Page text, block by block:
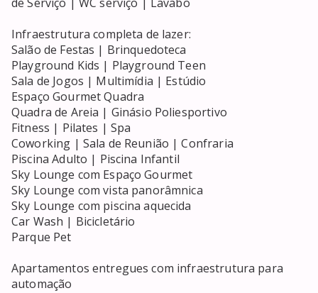
Infraestrutura completa de lazer:
Salão de Festas | Brinquedoteca
Playground Kids | Playground Teen
Sala de Jogos | Multimídia | Estúdio
Espaço Gourmet Quadra
Quadra de Areia | Ginásio Poliesportivo
Fitness | Pilates | Spa
Coworking | Sala de Reunião | Confraria
Piscina Adulto | Piscina Infantil
Sky Lounge com Espaço Gourmet
Sky Lounge com vista panorâmnica
Sky Lounge com piscina aquecida
Car Wash | Bicicletário
Parque Pet
Apartamentos entregues com infraestrutura para
automação